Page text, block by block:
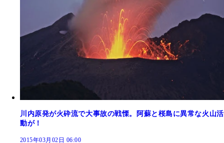
川内原発が火砕流で大事故の戦慄。阿蘇と桜島に異常な火山活
動が！
2015年03月02日 06:00